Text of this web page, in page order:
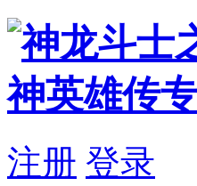
注册 登录